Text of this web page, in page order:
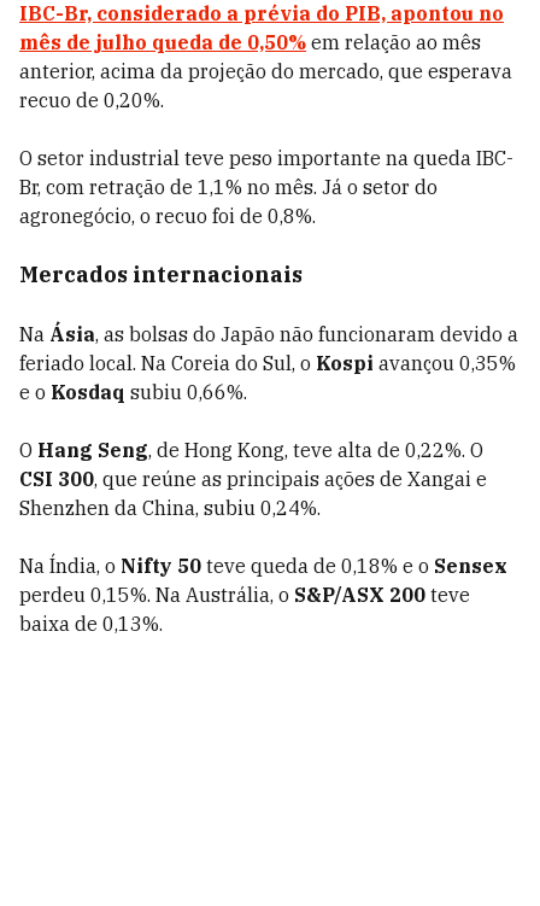
IBC-Br, considerado a prévia do PIB, apontou no
mês de julho queda de 0,50% em relação ao mês
anterior, acima da projeção do mercado, que esperava
recuo de 0,20%.
O setor industrial teve peso importante na queda IBC-
Br, com retração de 1,1% no mês. Já o setor do
agronegócio, o recuo foi de 0,8%.
Mercados internacionais
Na Ásia, as bolsas do Japão não funcionaram devido a
feriado local. Na Coreia do Sul, o Kospi avançou 0,35%
e o Kosdaq subiu 0,66%.
O Hang Seng, de Hong Kong, teve alta de 0,22%. O
CSI 300, que reúne as principais ações de Xangai e
Shenzhen da China, subiu 0,24%.
Na Índia, o Nifty 50 teve queda de 0,18% e o Sensex
perdeu 0,15%. Na Austrália, o S&P/ASX 200 teve
baixa de 0,13%.